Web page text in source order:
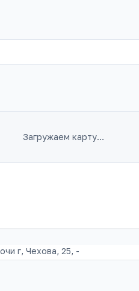
Загружаем карту…
г, Чехова, 25, -